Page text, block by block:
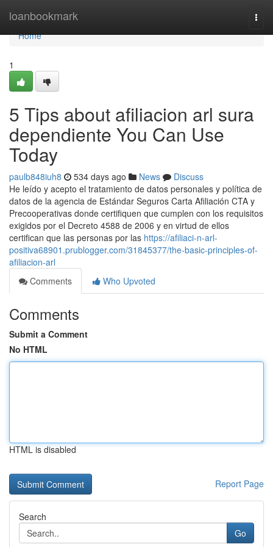
loanbookmark
Home
Home
1
5 Tips about afiliacion arl sura
dependiente You Can Use
Today
paulb848iuh8 534 days ago News
Discuss
He leído y acepto el tratamiento de datos personales y política de
datos de la agencia de Estándar Seguros Carta Afiliación CTA y
Precooperativas donde certifiquen que cumplen con los requisitos
exigidos por el Decreto 4588 de 2006 y en virtud de ellos
certifican que las personas por las https://afiliaci-n-arl-
positiva68901.prublogger.com/31845377/the-basic-principles-of-
afiliacion-arl
Comments
Who Upvoted
Comments
Submit a Comment
No HTML
HTML is disabled
Report Page
Search
Go